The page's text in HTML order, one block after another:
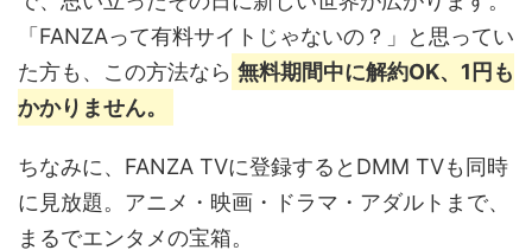
「FANZAって有料サイトじゃないの？」と思ってい
た方も、この方法なら 無料期間中に解約OK、1円も
かかりません。
ちなみに、FANZA TVに登録するとDMM TVも同時
に見放題。アニメ・映画・ドラマ・アダルトまで、
まるでエンタメの宝箱。